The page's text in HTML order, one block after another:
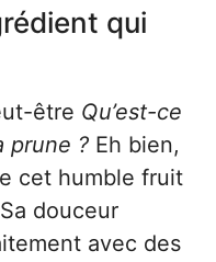
qui
être Qu’est-ce
prune ? Eh bien,
cet humble fruit
douceur
avec des